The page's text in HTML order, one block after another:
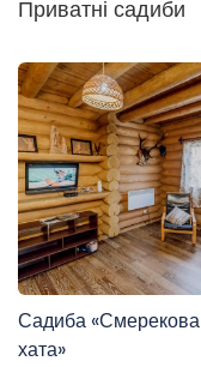
Приватні садиби
Садиба «Смерекова
хата»